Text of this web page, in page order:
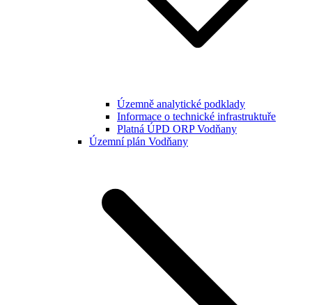
Územně analytické podklady
Informace o technické infrastruktuře
Platná ÚPD ORP Vodňany
Územní plán Vodňany